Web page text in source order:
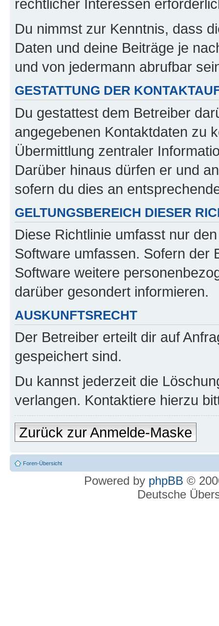
rechtlicher Interessen
Du nimmst zur Kenntnis, dass
Daten und deine Beiträge je
und von jedermann abrufbar
GESTATTUNG DER
Du gestattest dem Betreiber
angegebenen Kontaktdaten zu
Übermittlung zentraler
Darüber hinaus dürfen er und
sofern du dies an
GELTUNGSBEREICH DIESER
Diese Richtlinie umfasst nur
Software umfassen. Sofern der
Software weitere
darüber gesondert informieren.
AUSKUNFTSRECHT
Der Betreiber erteilt dir auf
gespeichert sind.
Du kannst jederzeit die
verlangen. Kontaktiere hierzu
Zurück zur Anmelde-Maske
Foren-Übersicht
Powered by phpBB ©
Deutsche